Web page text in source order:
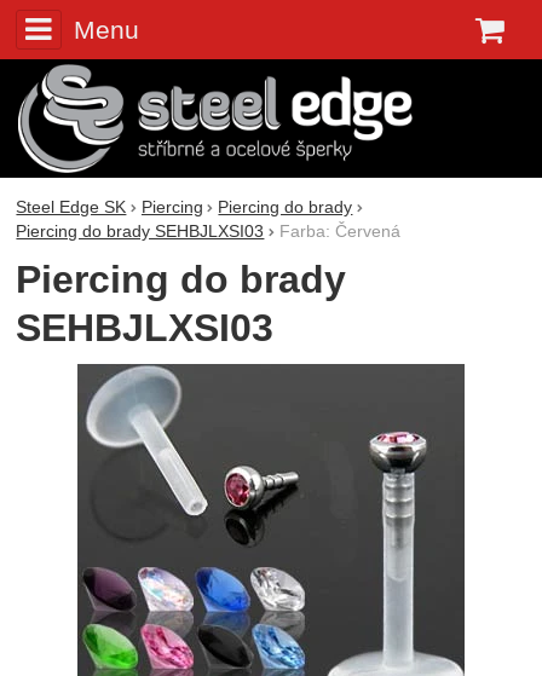
Menu
Steel Edge SK Piercing
Piercing do brady
Piercing do brady SEHBJLXSI03
Farba: Červená
Piercing do brady
SEHBJLXSI03
Fotografie